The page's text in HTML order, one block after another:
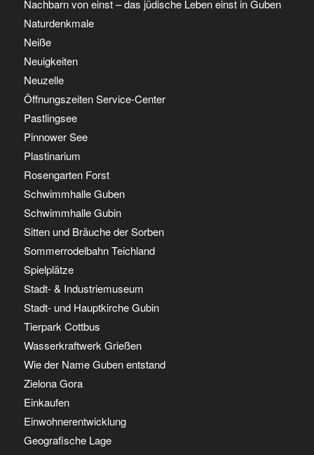
Nachbarn von einst – das jüdische Leben einst in Guben
Naturdenkmale
Neiße
Neuigkeiten
Neuzelle
Öffnungszeiten Service-Center
Pastlingsee
Pinnower See
Plastinarium
Rosengarten Forst
Schwimmhalle Guben
Schwimmhalle Gubin
Sitten und Bräuche der Sorben
Sommerrodelbahn Teichland
Spielplätze
Stadt- & Industriemuseum
Stadt- und Hauptkirche Gubin
Tierpark Cottbus
Wasserkraftwerk Grießen
Wie der Name Guben entstand
Zielona Gora
Einkaufen
Einwohnerentwicklung
Geografische Lage